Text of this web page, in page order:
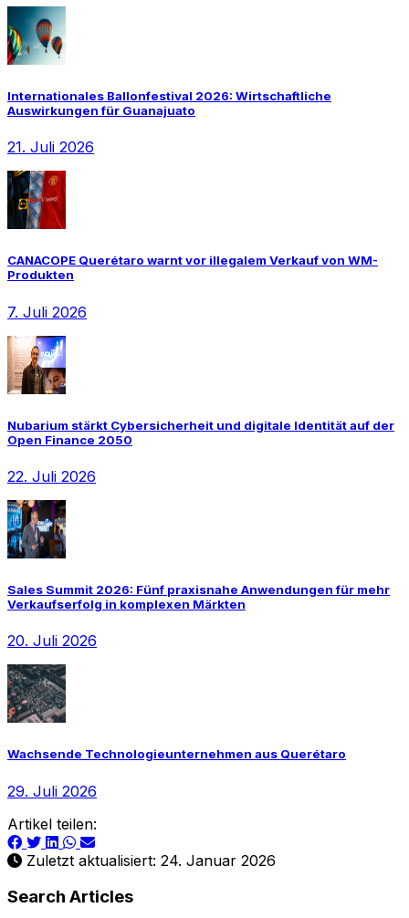
Internationales Ballonfestival 2026: Wirtschaftliche
Auswirkungen für Guanajuato
21. Juli 2026
CANACOPE Querétaro warnt vor illegalem Verkauf von WM-
Produkten
7. Juli 2026
Nubarium stärkt Cybersicherheit und digitale Identität auf der
Open Finance 2050
22. Juli 2026
Sales Summit 2026: Fünf praxisnahe Anwendungen für mehr
Verkaufserfolg in komplexen Märkten
20. Juli 2026
Wachsende Technologieunternehmen aus Querétaro
29. Juli 2026
Artikel teilen:
Zuletzt aktualisiert: 24. Januar 2026
Search Articles